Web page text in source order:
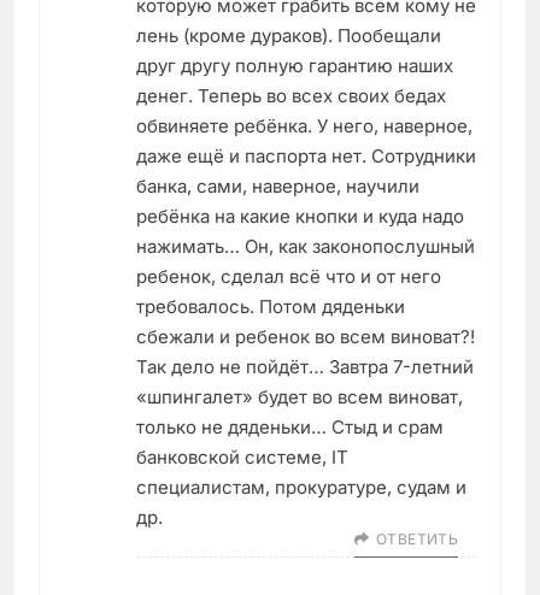
которую может грабить всем кому не
лень (кроме дураков). Пообещали
друг другу полную гарантию наших
денег. Теперь во всех своих бедах
обвиняете ребёнка. У него, наверное,
даже ещё и паспорта нет. Сотрудники
банка, сами, наверное, научили
ребёнка на какие кнопки и куда надо
нажимать… Он, как законопослушный
ребенок, сделал всё что и от него
требовалось. Потом дяденьки
сбежали и ребенок во всем виноват?!
Так дело не пойдёт… Завтра 7-летний
«шпингалет» будет во всем виноват,
только не дяденьки… Стыд и срам
банковской системе, IT
специалистам, прокуратуре, судам и
др.
ОТВЕТИТЬ